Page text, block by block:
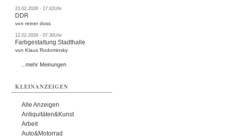
23.02.2026 - 17:42Uhr
DDR
von reiner doss
12.02.2026 - 07:30Uhr
Farbgestaltung Stadthalle
von Klaus Rodominsky
...mehr Meinungen
KLEINANZEIGEN
Alle Anzeigen
Antiquitäten&Kunst
Arbeit
Auto&Motorrad